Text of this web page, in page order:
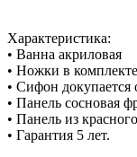
Характеристика:
• Ванна акриловая
• Ножки в комплекте
• Сифон докупается
• Панель сосновая
• Панель из
• Гарантия 5 лет.